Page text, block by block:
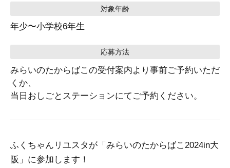
対象年齢
年少〜小学校6年生
応募方法
みらいのたからばこの受付案内より事前ご予約いただ
くか、
当日おしごとステーションにてご予約ください。
ふくちゃんリユスタが「みらいのたからばこ2024in大
阪」に参加します！